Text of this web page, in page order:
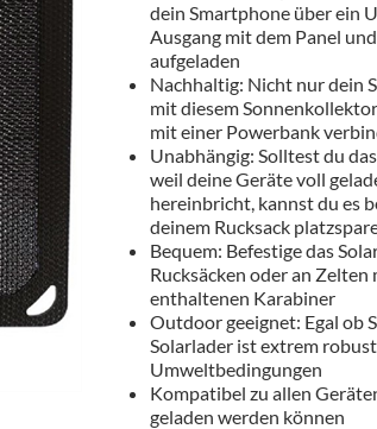
dein Smartphone über ein
Ausgang mit dem Panel
aufgeladen
Nachhaltig: Nicht nur dein
mit diesem
mit einer Powerbank
Unabhängig: Solltest du
weil deine Geräte voll
hereinbricht, kannst du es
deinem Rucksack
Bequem: Befestige das
Rucksäcken oder an
enthaltenen Karabiner
Outdoor geeignet: Egal ob
Solarlader ist extrem
Umweltbedingungen
Kompatibel zu allen
geladen werden können